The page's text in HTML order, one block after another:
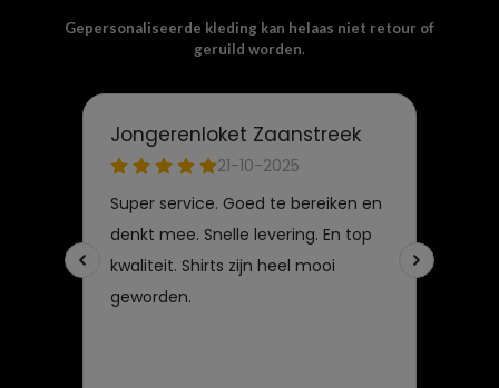
Gepersonaliseerde kleding kan helaas niet retour of
geruild worden.